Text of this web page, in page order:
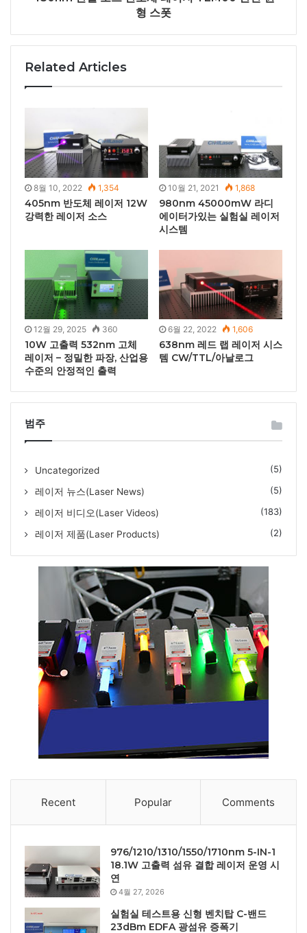
형 스폿
Related Articles
8월 10, 2022 1,354
405nm 반도체 레이저 12W
강력한 레이저 소스
10월 21, 2021 1,868
980nm 45000mW 라디
에이터가있는 실험실 레이저
시스템
12월 29, 2025 360
10W 고출력 532nm 고체
레이저 – 정밀한 파장, 산업용
수준의 안정적인 출력
6월 22, 2022 1,606
638nm 레드 랩 레이저 시스
템 CW/TTL/아날로그
범주
Uncategorized (5)
레이저 뉴스(Laser News) (5)
레이저 비디오(Laser Videos) (183)
레이저 제품(Laser Products) (2)
Recent Popular Comments
976/1210/1310/1550/1710nm 5-IN-1
18.1W 고출력 섬유 결합 레이저 운영 시
연
4월 27, 2026
실험실 테스트용 신형 벤치탑 C-밴드
23dBm EDFA 광섬유 증폭기